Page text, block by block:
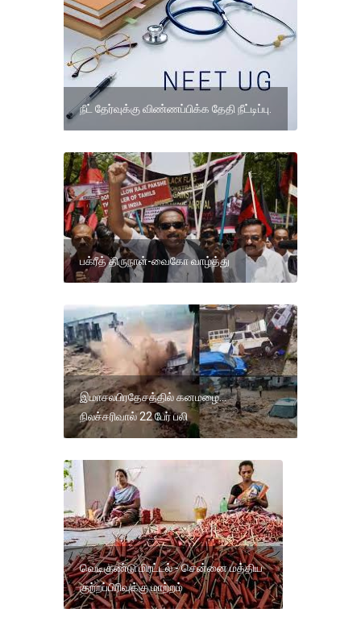
நீட் தேர்வுக்கு விண்ணப்பிக்க தேதி நீட்டிப்பு.
பக்ரீத் திருநாள்-வைகோ வாழ்த்து
இமாசலபிரதேசத்தில் கனமழை...
நிலச்சரிவால் 22 பேர் பலி
வெடிகுண்டு மிரட்டல் - சென்னை மத்திய
குற்றப்பிரிவுக்கு மாற்றம்